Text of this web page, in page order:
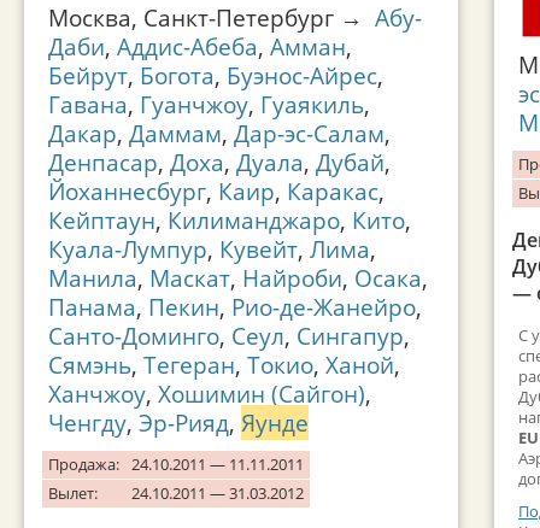
Москва, Санкт-Петербург → Абу-
Даби, Аддис-Абеба, Амман,
Бейрут, Богота, Буэнос-Айрес,
Гавана, Гуанчжоу, Гуаякиль,
Дакар, Даммам, Дар-эс-Салам,
Денпасар, Доха, Дуала, Дубай,
Йоханнесбург, Каир, Каракас,
Кейптаун, Килиманджаро, Кито,
Куала-Лумпур, Кувейт, Лима,
Манила, Маскат, Найроби, Осака,
Панама, Пекин, Рио-де-Жанейро,
Санто-Доминго, Сеул, Сингапур,
Сямэнь, Тегеран, Токио, Ханой,
Ханчжоу, Хошимин (Сайгон),
Ченгду, Эр-Рияд, Яунде
Продажа: 24.10.2011 — 11.11.2011
Вылет:
24.10.2011 — 31.03.2012
—
С